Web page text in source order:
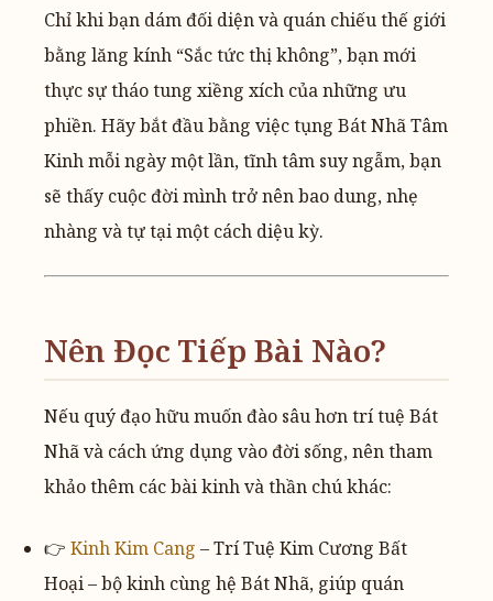
Chỉ khi bạn dám đối diện và quán chiếu thế giới
bằng lăng kính “Sắc tức thị không”, bạn mới
thực sự tháo tung xiềng xích của những ưu
phiền. Hãy bắt đầu bằng việc tụng Bát Nhã Tâm
Kinh mỗi ngày một lần, tĩnh tâm suy ngẫm, bạn
sẽ thấy cuộc đời mình trở nên bao dung, nhẹ
nhàng và tự tại một cách diệu kỳ.
Nên Đọc Tiếp Bài Nào?
Nếu quý đạo hữu muốn đào sâu hơn trí tuệ Bát
Nhã và cách ứng dụng vào đời sống, nên tham
khảo thêm các bài kinh và thần chú khác:
👉 Kinh Kim Cang – Trí Tuệ Kim Cương Bất
Hoại – bộ kinh cùng hệ Bát Nhã, giúp quán